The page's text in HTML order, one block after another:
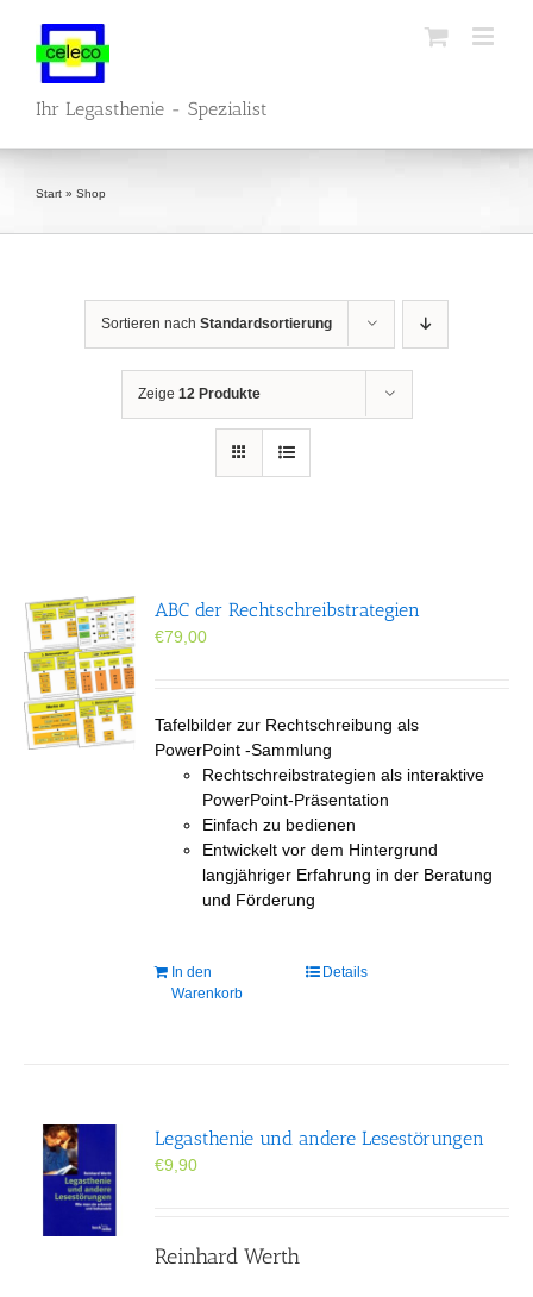
springen
Ihr Legasthenie - Spezialist
Start » Shop
Sortieren nach Standardsortierung
Zeige 12 Produkte
ABC der Rechtschreibstrategien
€79,00
Tafelbilder zur Rechtschreibung als
PowerPoint -Sammlung
Rechtschreibstrategien als interaktive
PowerPoint-Präsentation
Einfach zu bedienen
Entwickelt vor dem Hintergrund
langjähriger Erfahrung in der Beratung
und Förderung
In den
Warenkorb
Details
Legasthenie und andere Lesestörungen
€9,90
Reinhard Werth